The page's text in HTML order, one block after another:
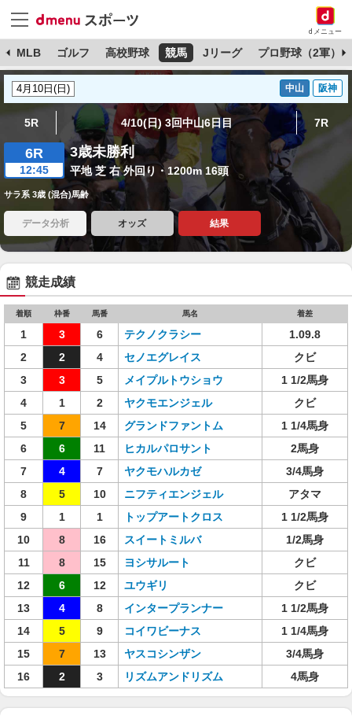
dメニュー
MLB ゴルフ 高校野球 競馬 Jリーグ プロ野球（2軍）
中山 阪神
5R 4/10(日) 3回中山6日目 7R
6R
12:45
3歳未勝利
平地 芝 右 外回り・1200m 16頭
サラ系 3歳 (混合)馬齢
データ分析 オッズ 結果
競走成績
着順 枠番 馬番 馬名 着差
1 3 6 テクノクラシー
1.09.8
2
2 4 セノエグレイス
クビ
3
3 5 メイプルトウショウ
1 1/2馬身
4
1 2 ヤクモエンジェル
クビ
5
7 14 グランドファントム
1 1/4馬身
6
6 11 ヒカルパロサント
2馬身
7
4 7 ヤクモハルカゼ
3/4馬身
8
5 10 ニフティエンジェル
アタマ
9
1 1 トップアートクロス
1 1/2馬身
10
8 16 スイートミルバ
1/2馬身
11
8 15 ヨシサルート
クビ
12
6 12 ユウギリ
クビ
13
4 8 インタープランナー
1 1/2馬身
14
5 9 コイワビーナス
1 1/4馬身
15
7 13 ヤスコシンザン
3/4馬身
16
2 3 リズムアンドリズム 4馬身